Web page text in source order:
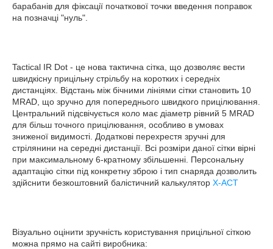
барабанів для фіксації початкової точки введення поправок
на позначці "нуль".
Tactical IR Dot - це нова тактична сітка, що дозволяє вести
швидкісну прицільну стрільбу на коротких і середніх
дистанціях. Відстань між бічними лініями сітки становить 10
MRAD, що зручно для попереднього швидкого прицілювання.
Центральний підсвічується коло має діаметр рівний 5 MRAD
для більш точного прицілювання, особливо в умовах
зниженої видимості. Додаткові перехрестя зручні для
стрілянини на середні дистанції. Всі розміри даної сітки вірні
при максимальному 6-кратному збільшенні. Персональну
адаптацію сітки під конкретну зброю і тип снаряда дозволить
здійснити безкоштовний балістичний калькулятор X-ACT
Візуально оцінити зручність користування прицільної сіткою
можна прямо на сайті виробника: